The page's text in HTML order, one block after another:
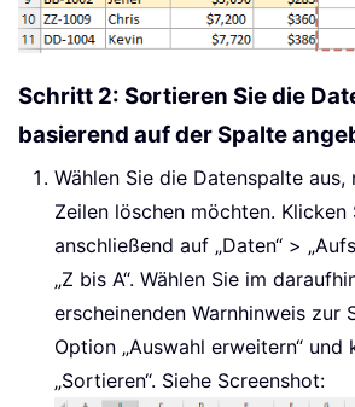
Schritt 2: Sortieren Sie die
basierend auf der Spalte
Wählen Sie die Datenspalte aus,
Zeilen löschen möchten. Klicken
anschließend auf „Daten“ >
„Z bis A“. Wählen Sie im
erscheinenden Warnhinweis zur
Option „Auswahl erweitern“ und
„Sortieren“. Siehe Screenshot: